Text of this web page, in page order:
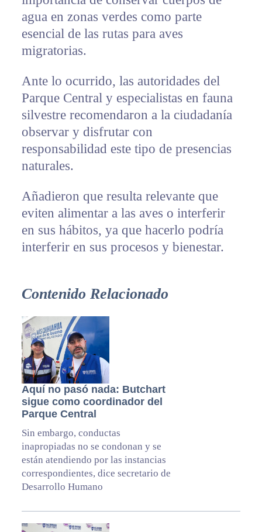
agua en zonas verdes como parte
esencial de las rutas para aves
migratorias.
Ante lo ocurrido, las autoridades del
Parque Central y especialistas en fauna
silvestre recomendaron a la ciudadanía
observar y disfrutar con
responsabilidad este tipo de presencias
naturales.
Añadieron que resulta relevante que
eviten alimentar a las aves o interferir
en sus hábitos, ya que hacerlo podría
interferir en sus procesos y bienestar.
Contenido Relacionado
Aquí no pasó nada: Butchart
sigue como coordinador del
Parque Central
Sin embargo, conductas
inapropiadas no se condonan y se
están atendiendo por las instancias
correspondientes, dice secretario de
Desarrollo Humano